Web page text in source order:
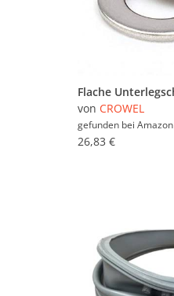
von CROWEL
gefunden bei Amazon
26,83 €